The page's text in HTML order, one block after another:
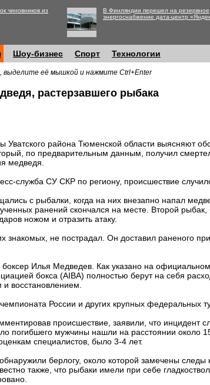
чиновников из
В Финляндии перешел на резервное
энергоснабжение дата-центр
Шоу-бизнес Спорт Технологии
выделите её мышкой и нажмите Ctrl+Enter
растерзавшего рыбака
Уватского района Тюменской области выясняют
по предварительным данным, получил
медведя.
служба СУ СКР по региону, происшествие
с рыбалки, когда на них внезапно напал
ранений скончался на месте. Второй
ножом и отразить атаку.
знакомых, не пострадал. Он доставил раненого
Илья Медведев. Как указано на
бокса (AIBA) полностью берут на себя
восстановлением.
России и других крупных федеральных
происшествие, заявили, что инцидент
погибшего мужчины нашли на расстоянии около
специалистов, было 3-4 лет.
берлогу, около которой замечены следы
также, что рыбаки имели при себе